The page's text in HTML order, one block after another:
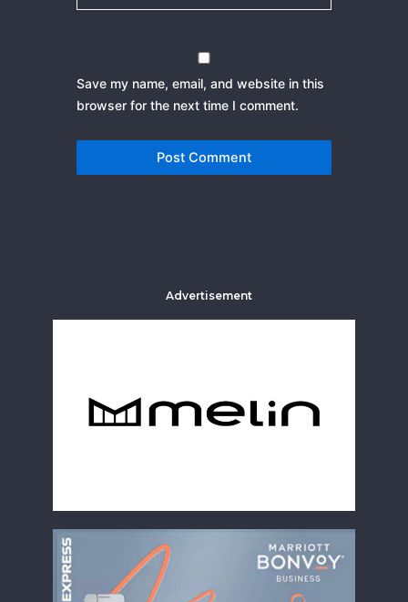
Save my name, email, and website in this
browser for the next time I comment.
Advertisement